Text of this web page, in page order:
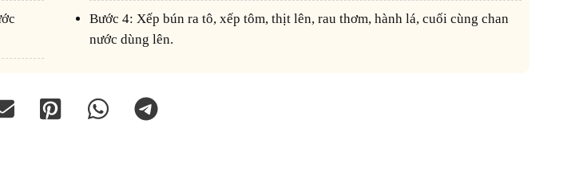
Bước 4: Xếp bún ra tô, xếp tôm, thịt lên, rau thơm, hành lá, cuối cùng chan
nước dùng lên.